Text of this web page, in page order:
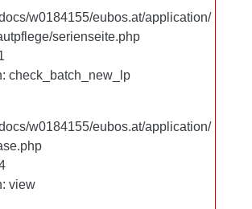
w0184155/eubos.at/application/
serienseite.php
check_batch_new_lp
w0184155/eubos.at/application/
view
w0184155/eubos.at/application/
serienseite.php
check_batch_new_lp
w0184155/eubos.at/application/
view